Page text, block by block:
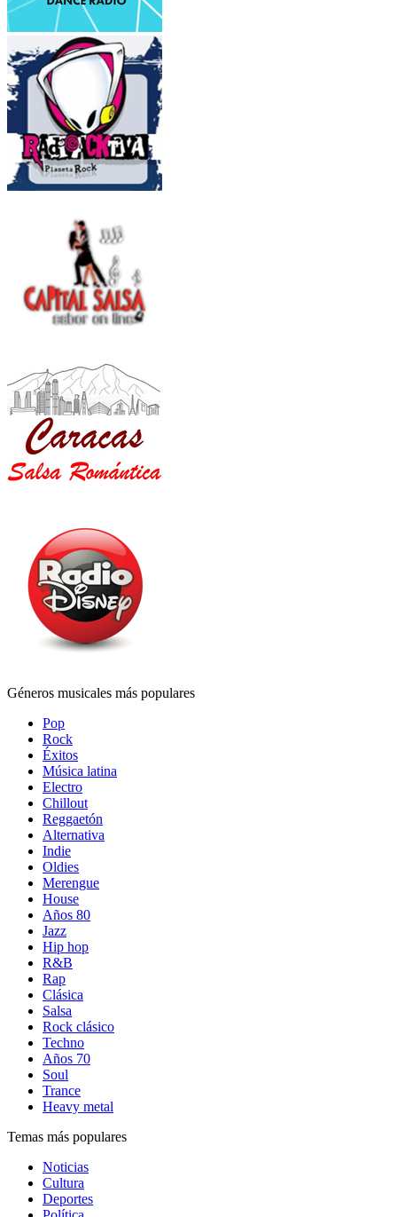
Géneros musicales más populares
Pop
Rock
Éxitos
Música latina
Electro
Chillout
Reggaetón
Alternativa
Indie
Oldies
Merengue
House
Años 80
Jazz
Hip hop
R&B
Rap
Clásica
Salsa
Rock clásico
Techno
Años 70
Soul
Trance
Heavy metal
Temas más populares
Noticias
Cultura
Deportes